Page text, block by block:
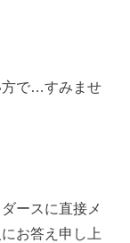
方で…すみませ
ースに直接メ
お答え申し上